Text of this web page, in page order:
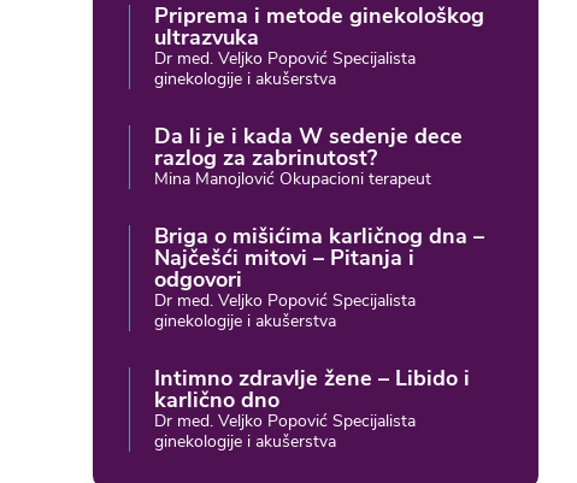
Priprema i metode ginekološkog
ultrazvuka
Dr med. Veljko Popović Specijalista
ginekologije i akušerstva
Da li je i kada W sedenje dece
razlog za zabrinutost?
Mina Manojlović Okupacioni terapeut
Briga o mišićima karličnog dna –
Najčešći mitovi – Pitanja i
odgovori
Dr med. Veljko Popović Specijalista
ginekologije i akušerstva
Intimno zdravlje žene – Libido i
karlično dno
Dr med. Veljko Popović Specijalista
ginekologije i akušerstva